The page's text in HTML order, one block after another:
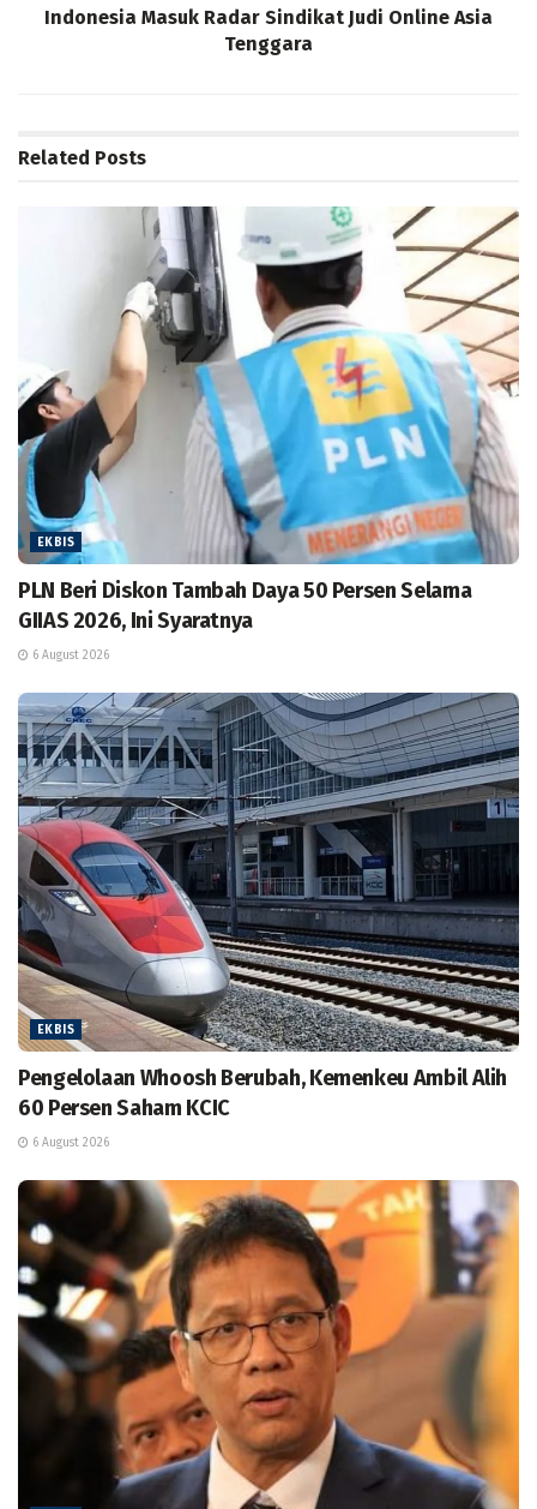
Indonesia Masuk Radar Sindikat Judi Online Asia
Tenggara
Related Posts
EKBIS
PLN Beri Diskon Tambah Daya 50 Persen Selama
GIIAS 2026, Ini Syaratnya
6 August 2026
EKBIS
Pengelolaan Whoosh Berubah, Kemenkeu Ambil Alih
60 Persen Saham KCIC
6 August 2026